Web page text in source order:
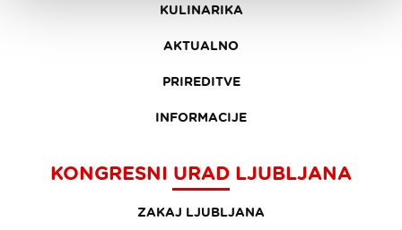
KULINARIKA
AKTUALNO
PRIREDITVE
INFORMACIJE
KONGRESNI URAD LJUBLJANA
ZAKAJ LJUBLJANA